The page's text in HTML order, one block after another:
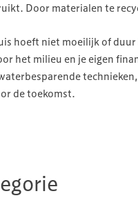
Door materialen te
hoeft niet moeilijk of
het milieu en je eigen
de toekomst.